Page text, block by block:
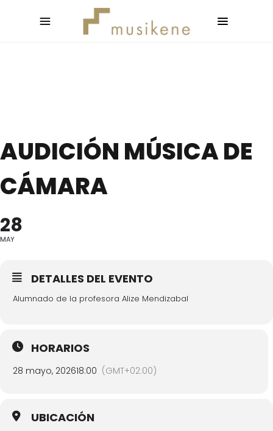
AUDICIÓN MÚSICA DE
CÁMARA
28
MAY
DETALLES DEL EVENTO
Alumnado de la profesora Alize Mendizabal
HORARIOS
28 mayo, 202618:00 (GMT+02:00)
UBICACIÓN